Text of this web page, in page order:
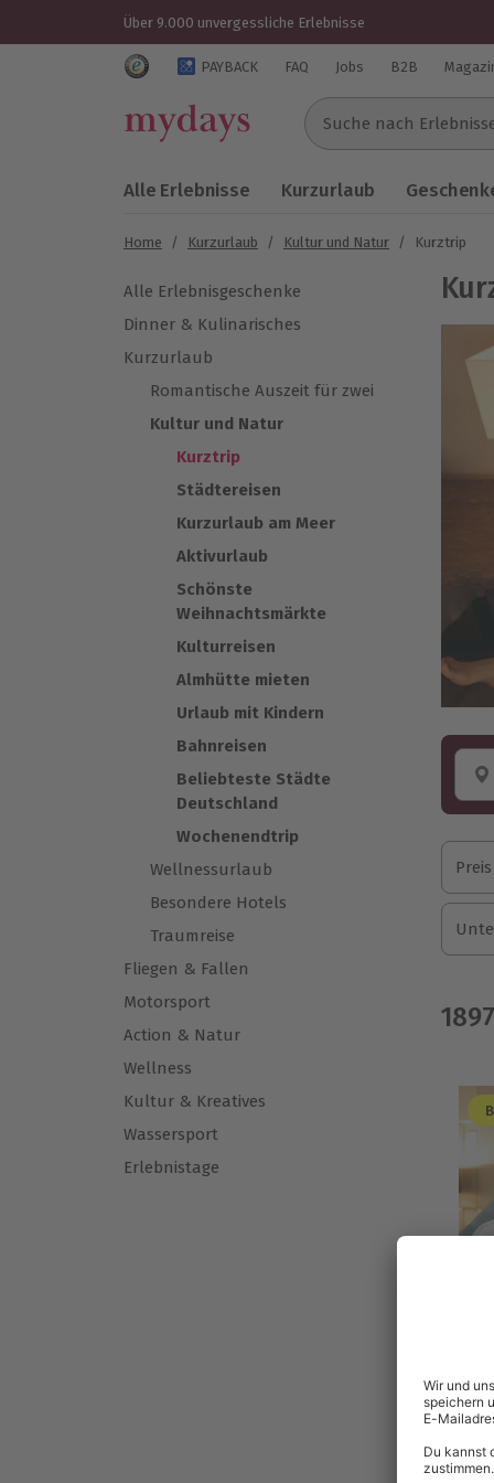
Über 9.000 unvergessliche Erlebnisse
Trustedshops Bewertungen für mydays.de
PAYBACK FAQ Jobs B2B
Suche nach
Alle Erlebnisse Kurzurlaub
Home / Kurzurlaub / Kultur und Natur / Kurztrip
Alle Erlebnisgeschenke
Dinner & Kulinarisches
Kurzurlaub
Romantische Auszeit für zwei
Kultur und Natur
Kurztrip
Städtereisen
Kurzurlaub am Meer
Aktivurlaub
Schönste
Weihnachtsmärkte
Kulturreisen
Almhütte mieten
Urlaub mit Kindern
Bahnreisen
Beliebteste Städte
Deutschland
Wochenendtrip
Wellnessurlaub
Besondere Hotels
Traumreise
Fliegen & Fallen
Motorsport
Action & Natur
Wellness
Kultur & Kreatives
Wassersport
Erlebnistage
Preis
1897